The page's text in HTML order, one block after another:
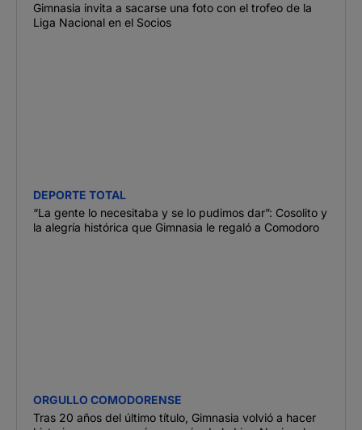
Gimnasia invita a sacarse una foto con el trofeo de la
Liga Nacional en el Socios
DEPORTE TOTAL
“La gente lo necesitaba y se lo pudimos dar”: Cosolito y
la alegría histórica que Gimnasia le regaló a Comodoro
ORGULLO COMODORENSE
Tras 20 años del último título, Gimnasia volvió a hacer